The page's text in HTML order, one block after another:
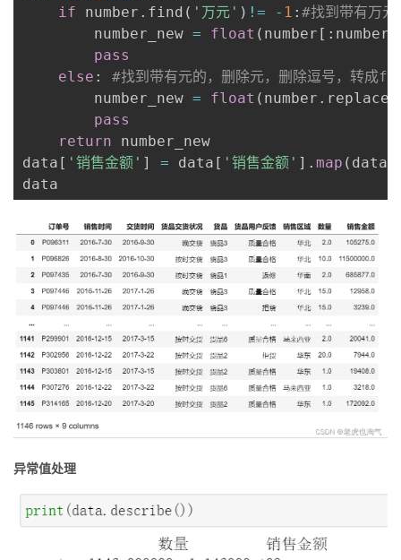
if number . find ( '万元' ) != - 1 : #找到带有万
        number_new
= float ( number [ : number
pass
else :
#找到带有元的，删除元，删除逗号，转成
        number_new
= float ( number . replace
pass
return number_new
data [ '销售金额' ] = data [ '销售金额' ] . map (
异常值处理